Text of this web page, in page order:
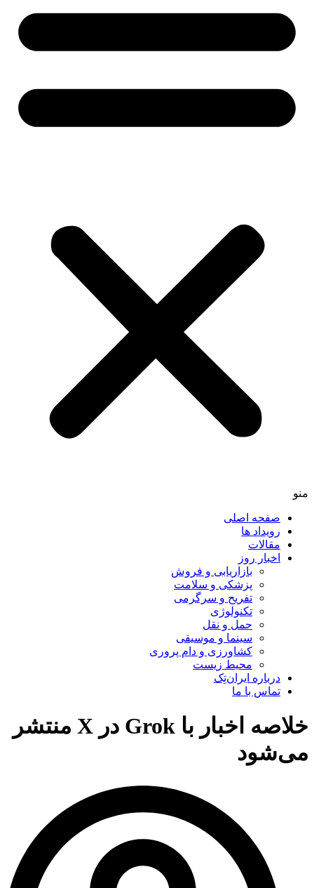
منو
صفحه اصلی
رویداد ها
مقالات
اخبار روز
بازاریابی و فروش
پزشکی و سلامت
تفریح و سرگرمی
تکنولوژی
حمل و نقل
سینما و موسیقی
کشاورزی و دام پروری
محیط زیست
درباره ایران‌تِک
تماس با ما
خلاصه اخبار با Grok در X منتشر
می‌شود